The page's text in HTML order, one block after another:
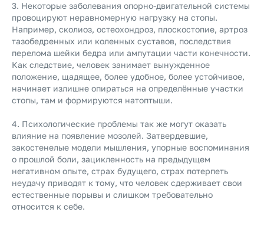
3. Некоторые заболевания опорно-двигательной системы
провоцируют неравномерную нагрузку на стопы.
Например, сколиоз, остеохондроз, плоскостопие, артроз
тазобедренных или коленных суставов, последствия
перелома шейки бедра или ампутации части конечности.
Как следствие, человек занимает вынужденное
положение, щадящее, более удобное, более устойчивое,
начинает излишне опираться на определëнные участки
стопы, там и формируются натоптыши.
4. Психологические проблемы так же могут оказать
влияние на появление мозолей. Затвердевшие,
закостенелые модели мышления, упорные воспоминания
о прошлой боли, зацикленность на предыдущем
негативном опыте, страх будущего, страх потерпеть
неудачу приводят к тому, что человек сдерживает свои
естественные порывы и слишком требовательно
относится к себе.